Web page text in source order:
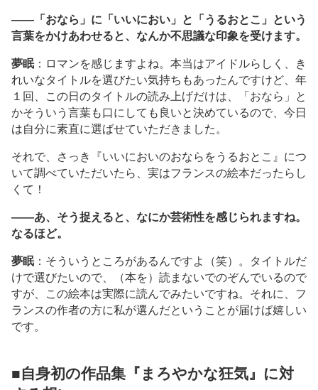
――「おなら」に「いいにおい」と「うるおとこ」という
言葉をかけあわせると、なんか不思議な印象を受けます。
夢眠：ロマンを感じますよね。本当はアイドルらしく、き
れいなタイトルを選びたい気持ちもあったんですけど、年
１回、この日のタイトルの読み上げだけは、「おなら」と
かそういう言葉も口にしても良いと決めているので、今日
は自分に素直に選ばせていただきました。
それで、さっき『いいにおいのおならをうるおとこ』につ
いて調べていただいたら、実はフランスの絵本だったらし
くて！
――あ、そう捉えると、なにか芸術性を感じられますね。
なるほど。
夢眠：そういうところがあるんですよ（笑）。タイトルだ
けで選びたいので、（本を）読まないでのぞんでいるので
すが、この絵本は実際に読んでみたいですね。それに、フ
ランスの作者の方に私が選んだということが届けば嬉しい
です。
■自身初の作品集『まろやかな狂気』に対